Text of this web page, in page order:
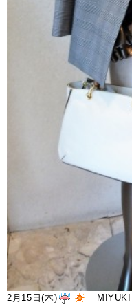
2月15日(木)
MIYUKI